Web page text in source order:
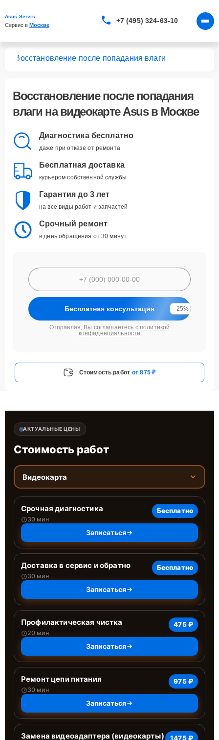
Asus Servis
Сервис в Москве
+7 (495) 324-63-10
Восстановление после попадания влаги
Восстановление после попадания
влаги на видеокарте Asus в Москве
Диагностика бесплатно
даже при отказе от ремонта
Бесплатная доставка
курьером собственной службы
Гарантия до 3 лет
на все виды работ и запчастей
Срочный ремонт
в день обращения от 30 минут
Бесплатная консультация -25%
Отправляя, Вы соглашаетесь с политикой
конфиденциальности
Стоимость работ от 875 ₽
АКТУАЛЬНЫЕ ЦЕНЫ
Стоимость работ
Видеокарта
Срочная диагностика
30 мин
Бесплатно
Записаться
Доставка в сервис и обратно
30 мин
Бесплатно
Записаться
Профилактическая чистка
20 мин
475 ₽
Записаться
Ремонт цепи питания
30 мин
975 ₽
Записаться
Замена видеоадаптера (видеокарты) 1475 ₽